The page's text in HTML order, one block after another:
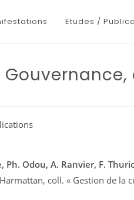
Etudes /
Ph. Odou, A. Ranvier, F.
coll. « Gestion de la